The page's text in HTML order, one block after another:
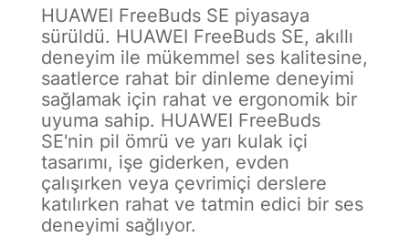
HUAWEI FreeBuds SE piyasaya
sürüldü. HUAWEI FreeBuds SE, akıllı
deneyim ile mükemmel ses kalitesine,
saatlerce rahat bir dinleme deneyimi
sağlamak için rahat ve ergonomik bir
uyuma sahip. HUAWEI FreeBuds
SE'nin pil ömrü ve yarı kulak içi
tasarımı, işe giderken, evden
çalışırken veya çevrimiçi derslere
katılırken rahat ve tatmin edici bir ses
deneyimi sağlıyor.